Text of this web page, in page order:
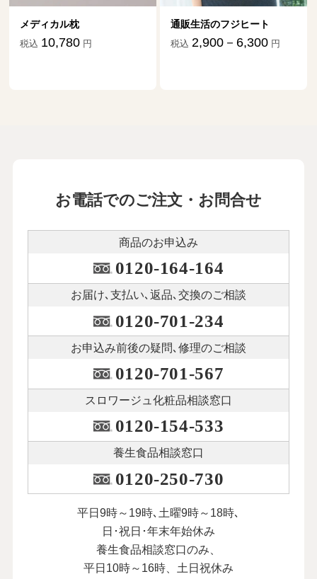
メディカル枕
税込 10,780 円
通販生活のフジヒート
税込 2,900－6,300 円
お電話でのご注文・お問合せ
商品のお申込み
0120-164-164
お届け､支払い､ 返品､交換のご相談
0120-701-234
お申込み前後の疑問､修理のご相談
0120-701-567
スロワージュ化粧品相談窓口
0120-154-533
養生食品相談窓口
0120-250-730
平日9時～19時､土曜9時～18時､
日･祝日･年末年始休み
養生食品相談窓口のみ、
平日10時～16時、土日祝休み